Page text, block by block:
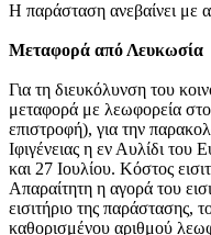
Η παράσταση ανεβαίνει με
Μεταφορά από Λευκωσία
Για τη διευκόλυνση του
μεταφορά με λεωφορεία
επιστροφή), για την
Ιφιγένειας η εν Αυλίδι
και 27 Ιουλίου. Κόστος
Απαραίτητη η αγορά του
εισιτήριο της παράστασης,
καθορισμένου αριθμού